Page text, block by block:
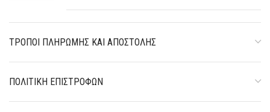
ΤΡΌΠΟΙ ΠΛΗΡΩΜΉΣ ΚΑΙ ΑΠΟΣΤΟΛΉΣ
ΠΟΛΙΤΙΚΉ ΕΠΙΣΤΡΟΦΏΝ